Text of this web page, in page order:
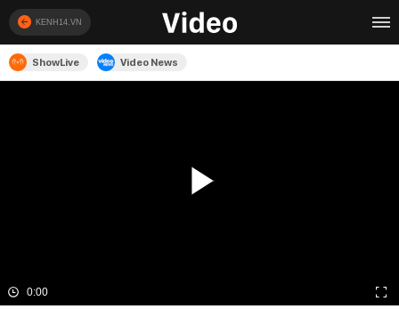
KENH14.VN
ShowLive Video News
0:00